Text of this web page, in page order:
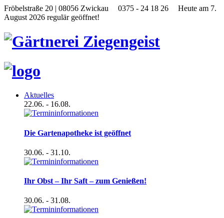
Fröbelstraße 20 | 08056 Zwickau 0375 - 24 18 26
Heute am 7.
August 2026 regulär geöffnet!
Aktuelles
22.06. - 16.08.
Die Gartenapotheke ist geöffnet
30.06. - 31.10.
Ihr Obst – Ihr Saft – zum Genießen!
30.06. - 31.08.